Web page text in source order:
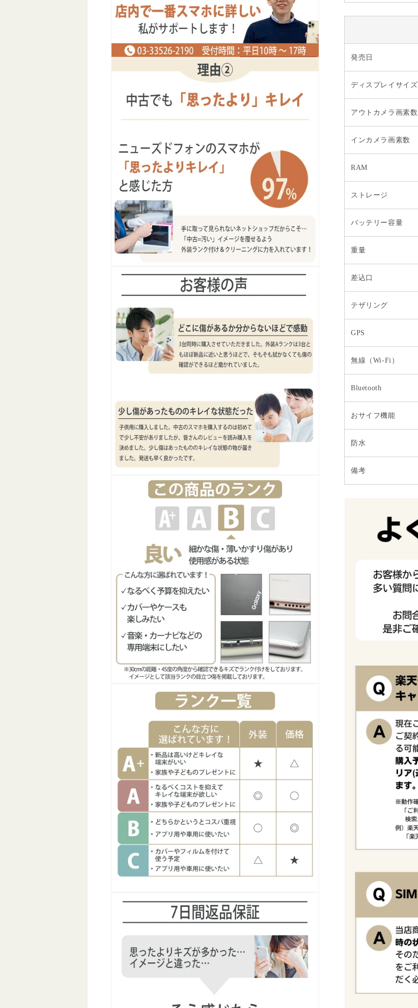
発売日
ディスプレイサイズ
アウトカメラ画素数
インカメラ画素数
RAM
ストレージ
バッテリー容量
重量
差込口
テザリング
GPS
無線（Wi-Fi）
Bluetooth
おサイフ機能
防水
備考